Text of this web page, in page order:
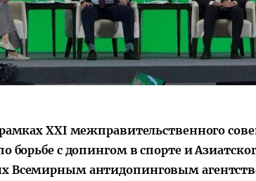
Поручение
Президента – в
действии
Шавката
XXI межправительственного
борьбе с допингом в спорте и
Всемирным антидопинговым